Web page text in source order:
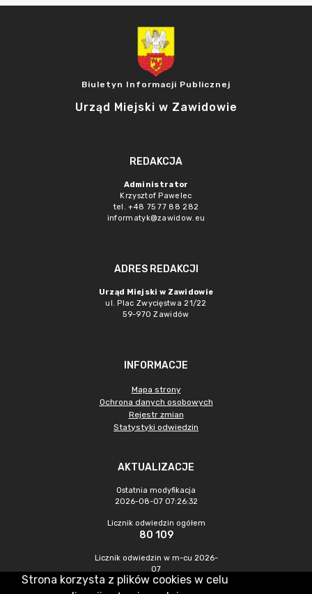
Biuletyn Informacji Publicznej
Urząd Miejski w Zawidowie
REDAKCJA
Administrator
Krzysztof Pawelec
tel. +48 75 77 88 282
informatyk@zawidow.eu
ADRES REDAKCJI
Urząd Miejski w Zawidowie
ul. Plac Zwycięstwa 21/22
59-970 Zawidów
INFORMACJE
Mapa strony
Ochrona danych osobowych
Rejestr zmian
Statystyki odwiedzin
AKTUALIZACJE
Ostatnia modyfikacja
2026-08-07 07:26:32
Licznik odwiedzin ogółem
80 109
Licznik odwiedzin w m-cu 2026-
07
227
Strona korzysta z plików cookies w celu